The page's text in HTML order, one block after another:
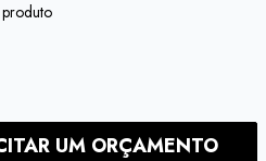
UM ORÇAMENTO